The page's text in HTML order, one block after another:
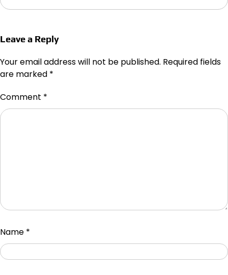
Leave a Reply
Your email address will not be published. Required fields
are marked *
Comment *
Name *